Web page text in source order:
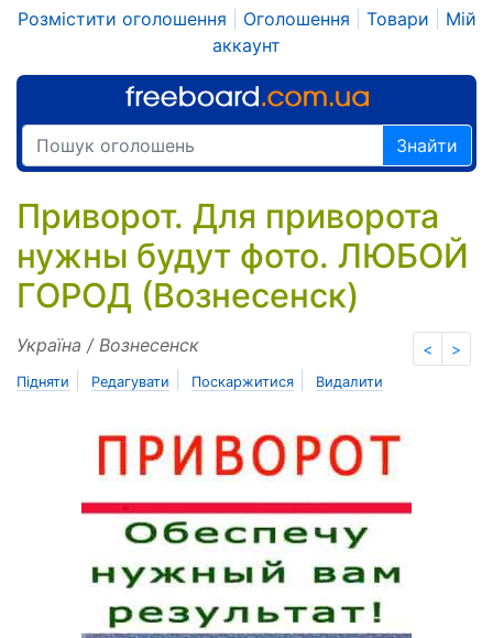
Розмістити оголошення Оголошення Товари
Мій
аккаунт
Знайти
Приворот. Для приворота
нужны будут фото. ЛЮБОЙ
ГОРОД (Вознесенск)
< >
Україна / Вознесенск
Підняти Редагувати Поскаржитися Видалити